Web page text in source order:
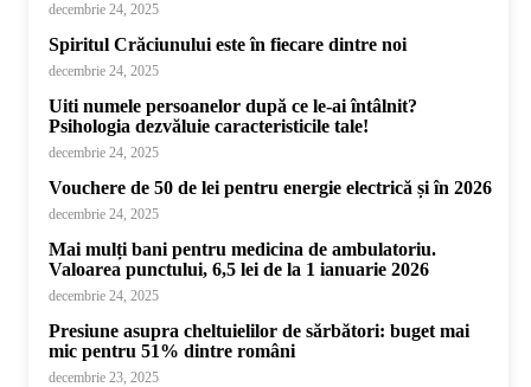
decembrie 24, 2025
Spiritul Crăciunului este în fiecare dintre noi
decembrie 24, 2025
Uiti numele persoanelor după ce le-ai întâlnit?
Psihologia dezvăluie caracteristicile tale!
decembrie 24, 2025
Vouchere de 50 de lei pentru energie electrică și în 2026
decembrie 24, 2025
Mai mulți bani pentru medicina de ambulatoriu.
Valoarea punctului, 6,5 lei de la 1 ianuarie 2026
decembrie 24, 2025
Presiune asupra cheltuielilor de sărbători: buget mai
mic pentru 51% dintre români
decembrie 23, 2025